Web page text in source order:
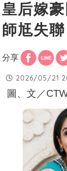
皇后嫁
師尪失聯
分享
2026/05/21
圖、文／